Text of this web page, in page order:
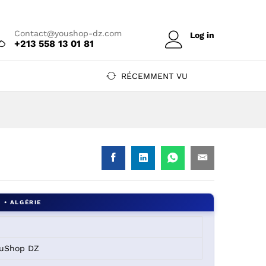
Contact@youshop-dz.com
+213 558 13 01 81
Log in
RÉCEMMENT VU
DZ